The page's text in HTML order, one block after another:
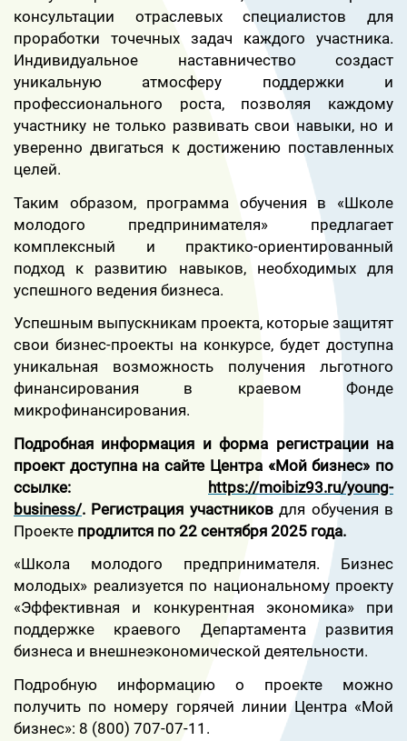
консультации отраслевых специалистов для
проработки точечных задач каждого участника.
Индивидуальное наставничество создаст
уникальную атмосферу поддержки и
профессионального роста, позволяя каждому
участнику не только развивать свои навыки, но и
уверенно двигаться к достижению поставленных
целей.
Таким образом, программа обучения в «Школе
молодого предпринимателя» предлагает
комплексный и практико-ориентированный
подход к развитию навыков, необходимых для
успешного ведения бизнеса.
Успешным выпускникам проекта, которые защитят
свои бизнес-проекты на конкурсе, будет доступна
уникальная возможность получения льготного
финансирования в краевом Фонде
микрофинансирования.
Подробная информация и форма регистрации на
проект доступна на сайте Центра «Мой бизнес» по
ссылке: https://moibiz93.ru/young-
business/. Регистрация участниковдля обучения в
Проекте продлится по 22 сентября 2025 года.
«Школа молодого предпринимателя. Бизнес
молодых» реализуется по национальному проекту
«Эффективная и конкурентная экономика» при
поддержке краевого Департамента развития
бизнеса и внешнеэкономической деятельности.
Подробную информацию о проекте можно
получить по номеру горячей линии Центра «Мой
бизнес»: 8 (800) 707-07-11.